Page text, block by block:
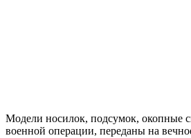
Модели носилок, подсумок, окопные
военной операции, переданы на